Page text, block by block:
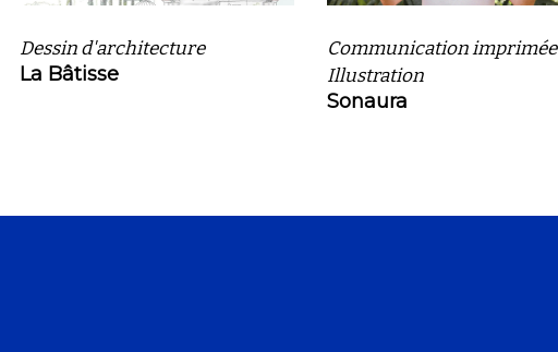
Dessin d'architecture
La Bâtisse
Communication imprimée
Illustration
Sonaura